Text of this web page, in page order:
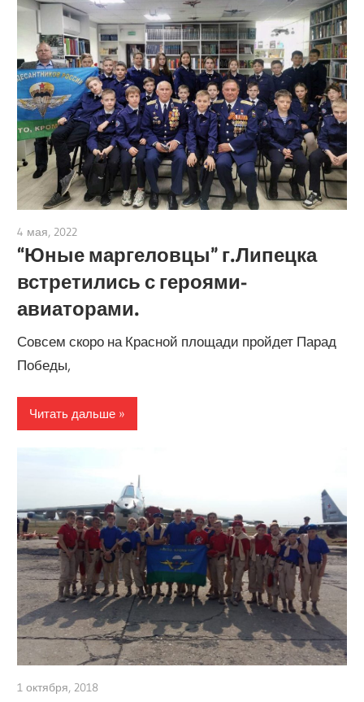
4 мая, 2022
“Юные маргеловцы” г.Липецка
встретились с героями-
авиаторами.
Совсем скоро на Красной площади пройдет Парад
Победы,
Читать дальше
1 октября, 2018